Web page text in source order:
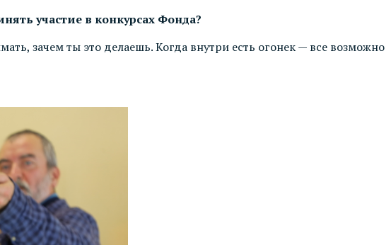
участие в конкурсах Фонда?
зачем ты это делаешь. Когда внутри есть огонек — все возможно